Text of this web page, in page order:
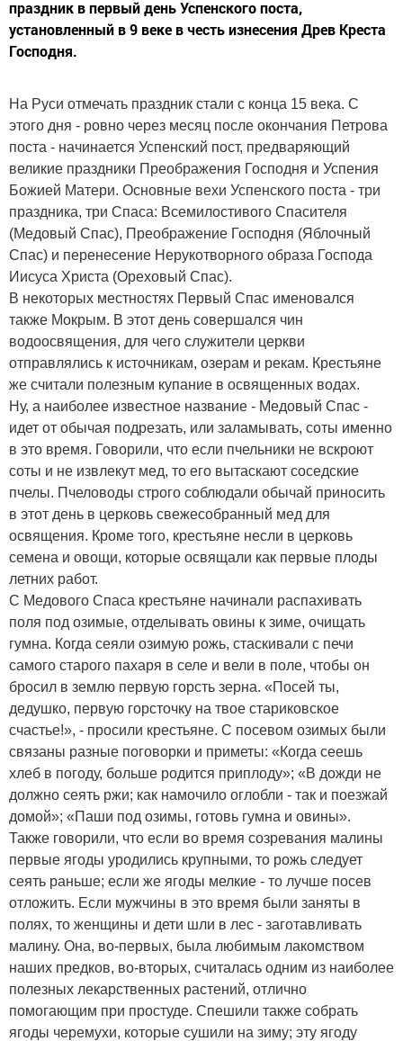
праздник в первый день Успенского поста,
установленный в 9 веке в честь изнесения Древ Креста
Господня.
На Руси отмечать праздник стали с конца 15 века. С
этого дня - ровно через месяц после окончания Петрова
поста - начинается Успенский пост, предваряющий
великие праздники Преображения Господня и Успения
Божией Матери. Основные вехи Успенского поста - три
праздника, три Спаса: Всемилостивого Спасителя
(Медовый Спас), Преображение Господня (Яблочный
Спас) и перенесение Нерукотворного образа Господа
Иисуса Христа (Ореховый Спас).
В некоторых местностях Первый Спас именовался
также Мокрым. В этот день совершался чин
водоосвящения, для чего служители церкви
отправлялись к источникам, озерам и рекам. Крестьяне
же считали полезным купание в освященных водах.
Ну, а наиболее известное название - Медовый Спас -
идет от обычая подрезать, или заламывать, соты именно
в это время. Говорили, что если пчельники не вскроют
соты и не извлекут мед, то его вытаскают соседские
пчелы. Пчеловоды строго соблюдали обычай приносить
в этот день в церковь свежесобранный мед для
освящения. Кроме того, крестьяне несли в церковь
семена и овощи, которые освящали как первые плоды
летних работ.
С Медового Спаса крестьяне начинали распахивать
поля под озимые, отделывать овины к зиме, очищать
гумна. Когда сеяли озимую рожь, стаскивали с печи
самого старого пахаря в селе и вели в поле, чтобы он
бросил в землю первую горсть зерна. «Посей ты,
дедушко, первую горсточку на твое стариковское
счастье!», - просили крестьяне. С посевом озимых были
связаны разные поговорки и приметы: «Когда сеешь
хлеб в погоду, больше родится приплоду»; «В дожди не
должно сеять ржи; как намочило оглобли - так и поезжай
домой»; «Паши под озимы, готовь гумна и овины».
Также говорили, что если во время созревания малины
первые ягоды уродились крупными, то рожь следует
сеять раньше; если же ягоды мелкие - то лучше посев
отложить. Если мужчины в это время были заняты в
полях, то женщины и дети шли в лес - заготавливать
малину. Она, во-первых, была любимым лакомством
наших предков, во-вторых, считалась одним из наиболее
полезных лекарственных растений, отлично
помогающим при простуде. Спешили также собрать
ягоды черемухи, которые сушили на зиму; эту ягоду